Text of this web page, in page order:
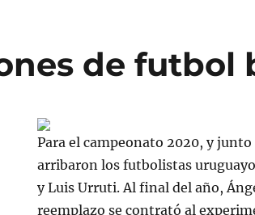
de futbol
Para el campeonato 2020, y
arribaron los futbolistas
y Luis Urruti. Al final del año,
reemplazo se contrató al